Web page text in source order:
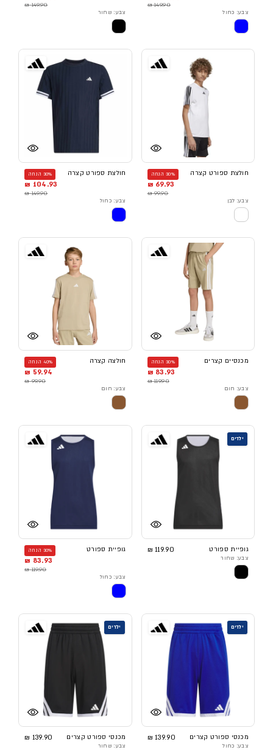
149.90 ₪
צבע: כחול
149.90 ₪
צבע: שחור
חולצת ספורט קצרה 30% הנחה
69.93 ₪
99.90 ₪
צבע: לבן
חולצת ספורט קצרה 30% הנחה
104.93 ₪
149.90 ₪
צבע: כחול
מכנסיים קצרים 30% הנחה
83.93 ₪
119.90 ₪
צבע: חום
חולצה קצרה 40% הנחה
59.94 ₪
99.90 ₪
צבע: חום
ילדים
גופיית ספורט 119.90 ₪
צבע: שחור
גופיית ספורט 30% הנחה
83.93 ₪
119.90 ₪
צבע: כחול
ילדים
מכנסי ספורט קצרים 139.90 ₪
צבע: כחול
ילדים
מכנסי ספורט קצרים 139.90 ₪
צבע: שחור